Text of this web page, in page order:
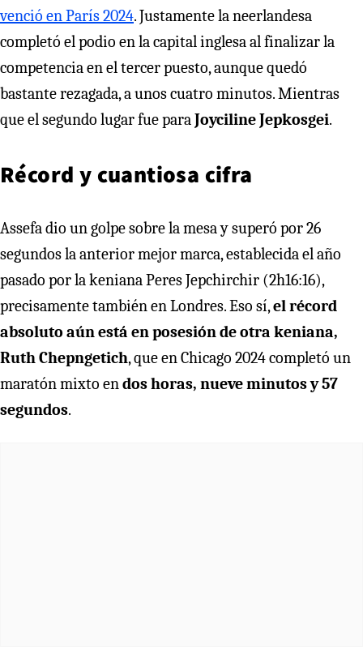
venció en París 2024. Justamente la neerlandesa
completó el podio en la capital inglesa al finalizar la
competencia en el tercer puesto, aunque quedó
bastante rezagada, a unos cuatro minutos. Mientras
que el segundo lugar fue paraJoyciline Jepkosgei.
Récord y cuantiosa cifra
Assefa dio un golpe sobre la mesa y superó por 26
segundos la anterior mejor marca, establecida el año
pasado por la keniana Peres Jepchirchir (2h16:16),
precisamente también en Londres. Eso sí,el récord
absoluto aún está en posesión de otra keniana,
Ruth Chepngetich, que en Chicago 2024 completó un
maratón mixto endos horas, nueve minutos y 57
segundos.